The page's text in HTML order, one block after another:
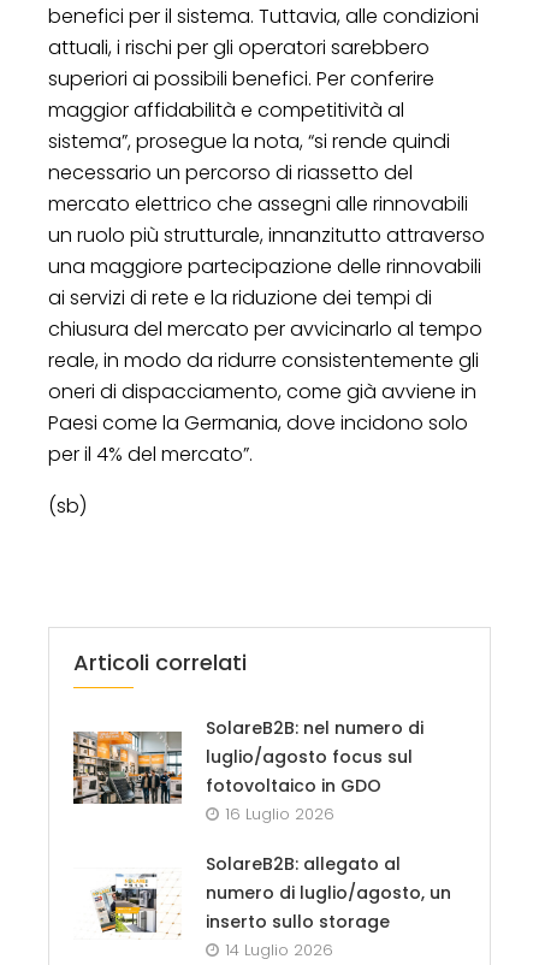
benefici per il sistema. Tuttavia, alle condizioni
attuali, i rischi per gli operatori sarebbero
superiori ai possibili benefici. Per conferire
maggior affidabilità e competitività al
sistema”, prosegue la nota, “si rende quindi
necessario un percorso di riassetto del
mercato elettrico che assegni alle rinnovabili
un ruolo più strutturale, innanzitutto attraverso
una maggiore partecipazione delle rinnovabili
ai servizi di rete e la riduzione dei tempi di
chiusura del mercato per avvicinarlo al tempo
reale, in modo da ridurre consistentemente gli
oneri di dispacciamento, come già avviene in
Paesi come la Germania, dove incidono solo
per il 4% del mercato”.
(sb)
Articoli correlati
SolareB2B: nel numero di
luglio/agosto focus sul
fotovoltaico in GDO
16 Luglio 2026
SolareB2B: allegato al
numero di luglio/agosto, un
inserto sullo storage
14 Luglio 2026